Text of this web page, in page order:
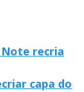
recria
capa do